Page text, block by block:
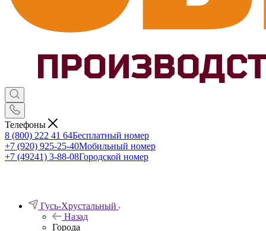
Телефоны
8 (800) 222 41 64Бесплатный номер
+7 (920) 925-25-40Мобильный номер
+7 (49241) 3-88-08Городской номер
Гусь-Хрустальный
Назад
Города